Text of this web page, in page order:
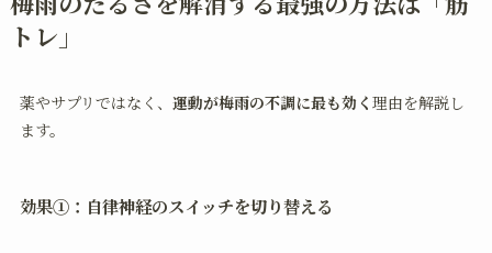
トレ」
薬やサプリではなく、 運動が梅雨の不調に最も効く 理由を解説し
ます。
効果①：自律神経のスイッチを切り替える